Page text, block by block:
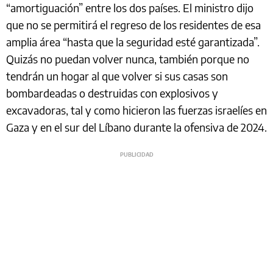
“amortiguación” entre los dos países. El ministro dijo
que no se permitirá el regreso de los residentes de esa
amplia área “hasta que la seguridad esté garantizada”.
Quizás no puedan volver nunca, también porque no
tendrán un hogar al que volver si sus casas son
bombardeadas o destruidas con explosivos y
excavadoras, tal y como hicieron las fuerzas israelíes en
Gaza y en el sur del Líbano durante la ofensiva de 2024.